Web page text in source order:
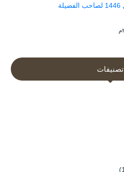
شرح نواقض الإسلام في شوال 1446 لصاحب الفضيلة
تصنيفات